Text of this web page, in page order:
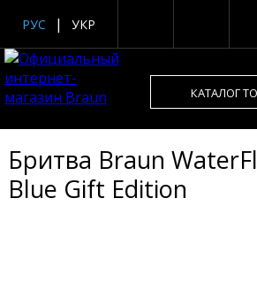
РУС УКР
КАТАЛОГ
Бритва Braun
Blue Gift Edition